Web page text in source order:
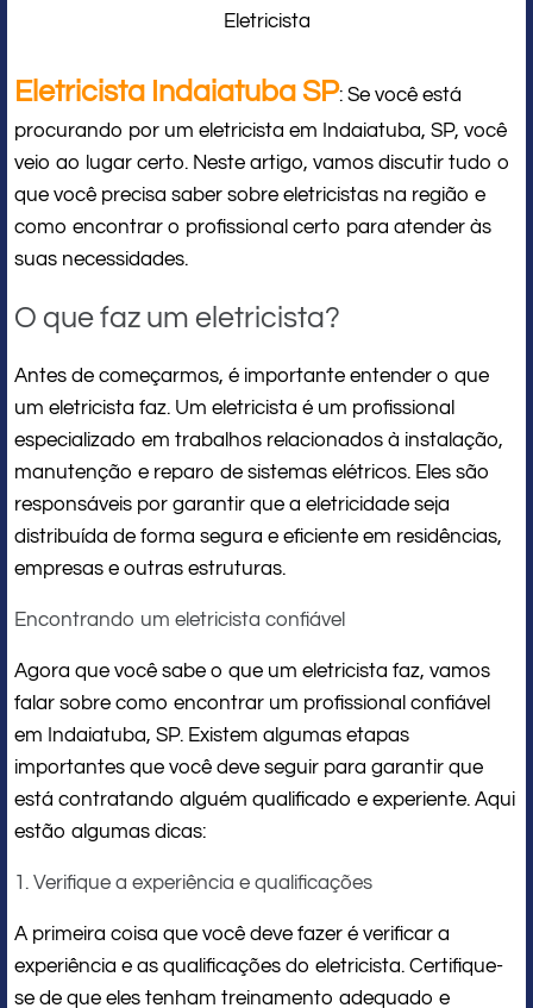
Eletricista
Eletricista Indaiatuba SP: Se você está
procurando por um eletricista em Indaiatuba, SP, você
veio ao lugar certo. Neste artigo, vamos discutir tudo o
que você precisa saber sobre eletricistas na região e
como encontrar o profissional certo para atender às
suas necessidades.
O que faz um eletricista?
Antes de começarmos, é importante entender o que
um eletricista faz. Um eletricista é um profissional
especializado em trabalhos relacionados à instalação,
manutenção e reparo de sistemas elétricos. Eles são
responsáveis ​​por garantir que a eletricidade seja
distribuída de forma segura e eficiente em residências,
empresas e outras estruturas.
Encontrando um eletricista confiável
Agora que você sabe o que um eletricista faz, vamos
falar sobre como encontrar um profissional confiável
em Indaiatuba, SP. Existem algumas etapas
importantes que você deve seguir para garantir que
está contratando alguém qualificado e experiente. Aqui
estão algumas dicas:
1. Verifique a experiência e qualificações
A primeira coisa que você deve fazer é verificar a
experiência e as qualificações do eletricista. Certifique-
se de que eles tenham treinamento adequado e